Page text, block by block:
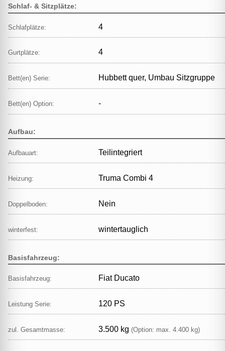
Schlaf- & Sitzplätze:
Schlafplätze: 4
Gurtplätze: 4
Bett(en) Serie: Hubbett quer, Umbau Sitzgruppe
Bett(en) Option: -
Aufbau:
Aufbauart: Teilintegriert
Heizung: Truma Combi 4
Doppelboden: Nein
winterfest: wintertauglich
Basisfahrzeug:
Basisfahrzeug: Fiat Ducato
Leistung Serie: 120 PS
zul. Gesamtmasse: 3.500 kg (Option: max. 4.400 kg)